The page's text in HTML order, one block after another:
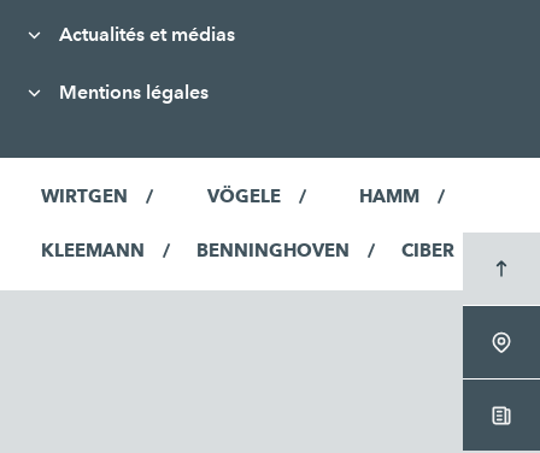
Actualités et médias
Mentions légales
WIRTGEN VÖGELE HAMM
KLEEMANN BENNINGHOVEN CIBER